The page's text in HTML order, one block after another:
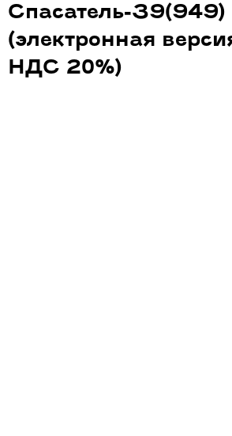
Спасатель-39(949)
(электронная
НДС 20%)